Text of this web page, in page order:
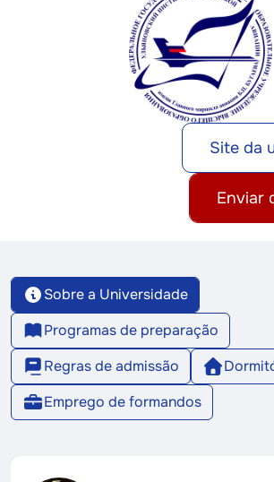
Site da
Enviar
Sobre a Universidade
Programas de preparação
Regras de admissão
Emprego de formandos